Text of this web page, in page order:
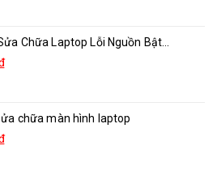
Chữa Laptop Lỗi Nguồn Bật...
chữa màn hình laptop